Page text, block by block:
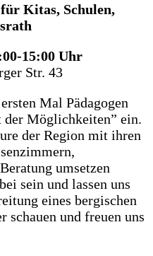
Kitas, Schulen,
15:00 Uhr
Str. 43
Mal Pädagogen
Möglichkeiten” ein.
der Region mit ihren
umsetzen
sein und lassen uns
eines bergischen
schauen und freuen uns